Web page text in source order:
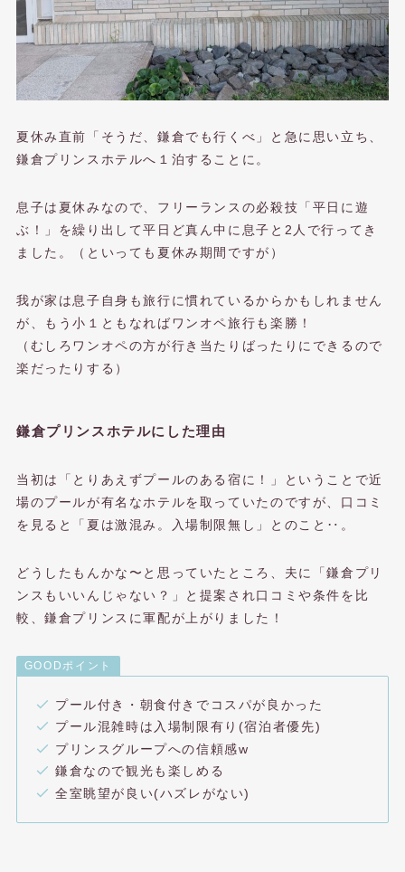
夏休み直前「そうだ、鎌倉でも行くべ」と急に思い立ち、
鎌倉プリンスホテルへ１泊することに。
息子は夏休みなので、フリーランスの必殺技「平日に遊
ぶ！」を繰り出して平日ど真ん中に息子と2人で行ってき
ました。（といっても夏休み期間ですが）
我が家は息子自身も旅行に慣れているからかもしれません
が、もう小１ともなればワンオペ旅行も楽勝！
（むしろワンオペの方が行き当たりばったりにできるので
楽だったりする）
鎌倉プリンスホテルにした理由
当初は「とりあえずプールのある宿に！」ということで近
場のプールが有名なホテルを取っていたのですが、口コミ
を見ると「夏は激混み。入場制限無し」とのこと‥。
どうしたもんかな〜と思っていたところ、夫に「鎌倉プリ
ンスもいいんじゃない？」と提案され口コミや条件を比
較、鎌倉プリンスに軍配が上がりました！
GOODポイント
プール付き・朝食付きでコスパが良かった
プール混雑時は入場制限有り(宿泊者優先)
プリンスグループへの信頼感w
鎌倉なので観光も楽しめる
全室眺望が良い(ハズレがない)